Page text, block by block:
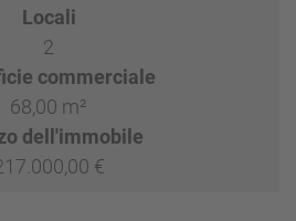
Locali
2
commerciale
68,00 m²
dell'immobile
€